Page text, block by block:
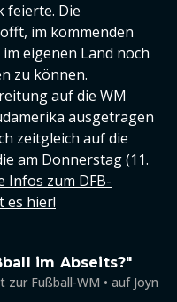
feierte. Die
im kommenden
eigenen Land noch
zu können.
auf die WM
ausgetragen
zeitgleich auf die
am Donnerstag (11.
Infos zum DFB-
es hier!
im Abseits?"
Fußball-WM • auf Joyn